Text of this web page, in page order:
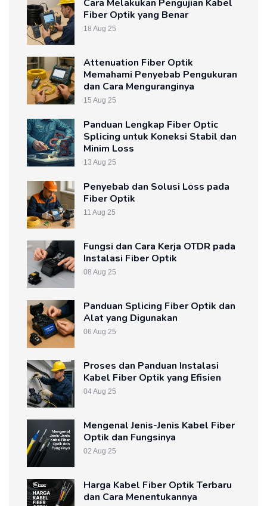
Cara Melakukan Pengujian Kabel
Fiber Optik yang Benar
18 Aug 25
Attenuation Fiber Optik
Memahami Penyebab Pengukuran
dan Cara Menguranginya
15 Aug 25
Panduan Lengkap Fiber Optic
Splicing untuk Koneksi Stabil dan
Minim Loss
13 Aug 25
Penyebab dan Solusi Loss pada
Fiber Optik
11 Aug 25
Fungsi dan Cara Kerja OTDR pada
Instalasi Fiber Optik
08 Aug 25
Panduan Splicing Fiber Optik dan
Alat yang Digunakan
06 Aug 25
Proses dan Panduan Instalasi
Kabel Fiber Optik yang Efisien
04 Aug 25
Mengenal Jenis-Jenis Kabel Fiber
Optik dan Fungsinya
02 Aug 25
Harga Kabel Fiber Optik Terbaru
dan Cara Menentukannya